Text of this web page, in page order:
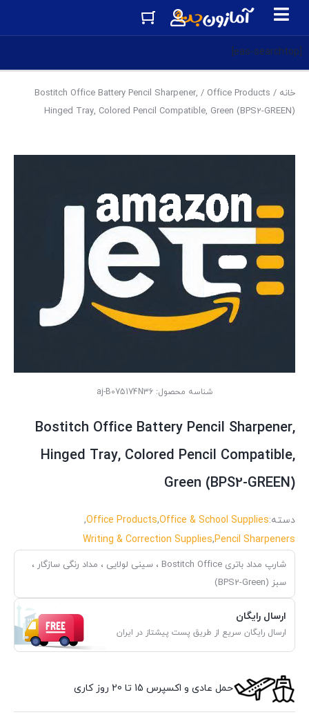
[eas-searchtop]
خانه /
Office Products
/ Bostitch Office Battery Pencil Sharpener,
Hinged Tray, Colored Pencil Compatible, Green (BPS2-GREEN)
شناسه محصول:aj-B075174N36
Bostitch Office Battery Pencil Sharpener,
Hinged Tray, Colored Pencil Compatible,
Green (BPS2-GREEN)
دسته:Office & School Supplies
,
Office Products
,
Pencil Sharpeners
,
Writing & Correction Supplies
شارپ مداد باتری Bostitch Office ، سینی لولایی ، مداد رنگی سازگار ،
سبز (BPS2-Green)
ارسال رایگان
ارسال رایگان سریع از طریق پست پیشتاز در ایران
حمل عادی و اکسپرس 15 تا 20 روز کاری